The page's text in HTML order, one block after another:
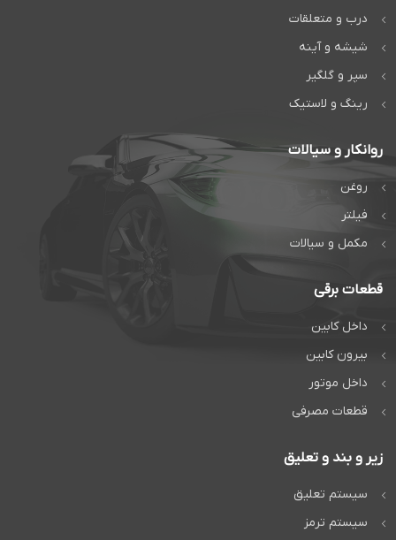
درب و متعلقات
شیشه و آینه
سپر و گلگیر
رینگ و لاستیک
روانکار و سیالات
روغن
فیلتر
مکمل و سیالات
قطعات برقی
داخل کابین
بیرون کابین
داخل موتور
قطعات مصرفی
زیر و بند و تعلیق
سیستم تعلیق
سیستم ترمز